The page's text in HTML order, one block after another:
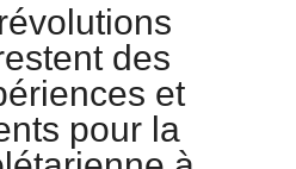
des
et
pour la